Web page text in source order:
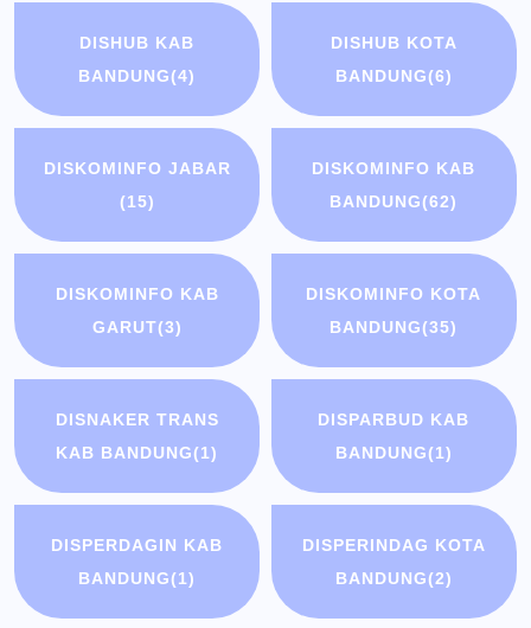
DISHUB KAB
BANDUNG(4)
DISHUB KOTA
BANDUNG(6)
DISKOMINFO JABAR
(15)
DISKOMINFO KAB
BANDUNG(62)
DISKOMINFO KAB
GARUT(3)
DISKOMINFO KOTA
BANDUNG(35)
DISNAKER TRANS
KAB BANDUNG(1)
DISPARBUD KAB
BANDUNG(1)
DISPERDAGIN KAB
BANDUNG(1)
DISPERINDAG KOTA
BANDUNG(2)